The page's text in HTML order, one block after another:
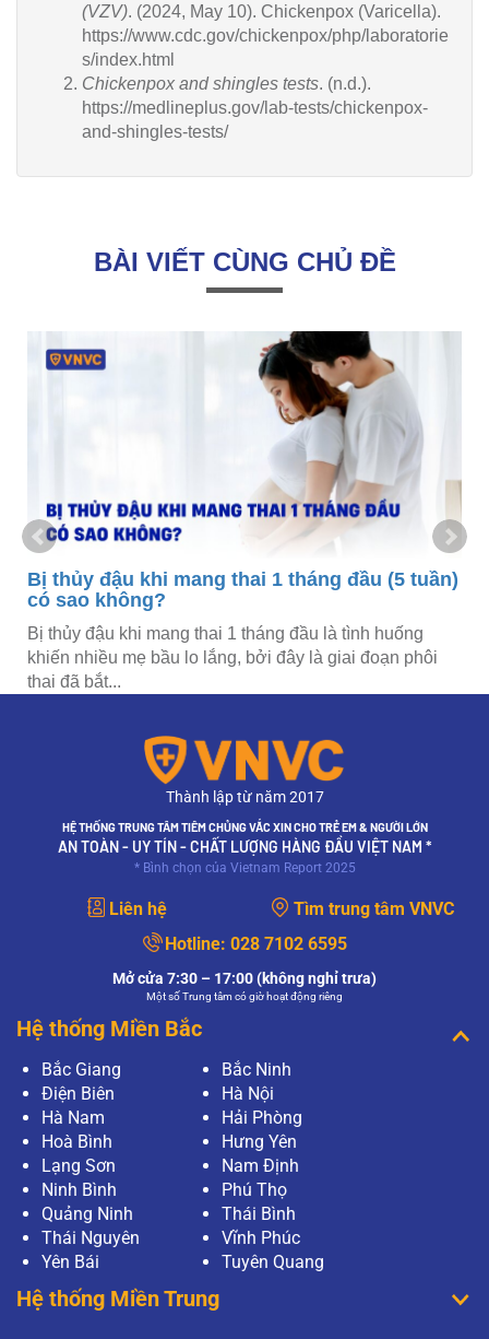
(VZV). (2024, May 10). Chickenpox (Varicella).
https://www.cdc.gov/chickenpox/php/laboratorie
s/index.html
Chickenpox and shingles tests. (n.d.).
https://medlineplus.gov/lab-tests/chickenpox-
and-shingles-tests/
BÀI VIẾT CÙNG CHỦ ĐỀ
thai 1 tháng đầu (5 tuần)
1 tháng đầu là tình huống
bởi đây là giai đoạn phôi
Vết thương chó cắn
Vết thương chó cắn bị
sưng, mưng mủ liệu có
Thành lập từ năm 2017
HỆ THỐNG TRUNG TÂM TIÊM CHỦNG VẮC XIN CHO TRẺ EM & NGƯỜI LỚN
AN TOÀN - UY TÍN - CHẤT LƯỢNG HÀNG ĐẦU VIỆT NAM *
* Bình chọn của Vietnam Report 2025
Liên hệ
Tìm trung tâm VNVC
Hotline: 028 7102 6595
Mở cửa 7:30 – 17:00 (không nghỉ trưa)
Một số Trung tâm có giờ hoạt động riêng
Hệ thống Miền Bắc
Bắc Giang
Bắc Ninh
Điện Biên
Hà Nội
Hà Nam
Hải Phòng
Hoà Bình
Hưng Yên
Lạng Sơn
Nam Định
Ninh Bình
Phú Thọ
Quảng Ninh
Thái Bình
Thái Nguyên
Vĩnh Phúc
Yên Bái
Tuyên Quang
Hệ thống Miền Trung